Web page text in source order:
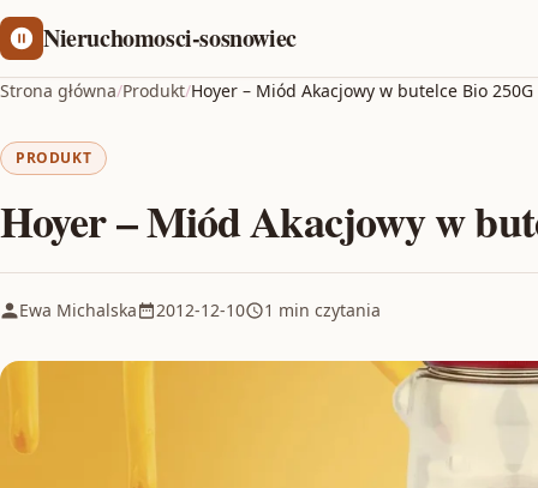
Nieruchomosci-sosnowiec
Strona główna/Produkt/Hoyer – Miód Akacjowy w butelce Bio 250G
PRODUKT
Hoyer – Miód Akacjowy w
Ewa Michalska 2012-12-10 1 min czytania